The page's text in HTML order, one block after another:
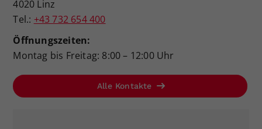
4020 Linz
Tel.: +43 732 654 400
Öffnungszeiten:
Montag bis Freitag: 8:00 – 12:00 Uhr
Alle Kontakte